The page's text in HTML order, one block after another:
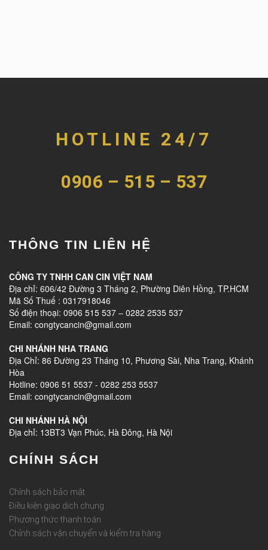
HOTLINE 24/7
0906 – 515 – 537
THÔNG TIN LIÊN HỆ
CÔNG TY TNHH CAN CIN VIỆT NAM
Địa chỉ: 606/42 Đường 3 Tháng 2, Phường Diên Hồng, TP.HCM
Mã Số Thuế : 0317918046
Số điện thoại: 0906 515 537 – 0282 2535 537
Email: congtycancin@gmail.com
CHI NHÁNH NHA TRANG
Địa Chỉ: 86 Đường 23 Tháng 10, Phương Sài, Nha Trang, Khánh
Hòa
Hotline: 0906 51 5537 - 0282 253 5537
Email: congtycancin@gmail.com
CHI NHÁNH HÀ NỘI
Địa chỉ: 13BT3 Vạn Phúc, Hà Đông, Hà Nội
CHÍNH SÁCH
Chính sách bảo mật
Điều kiện giao dịch chung
Phương thức thanh toán
Chỉnh sách vận chuyển và kiểm tra hàng